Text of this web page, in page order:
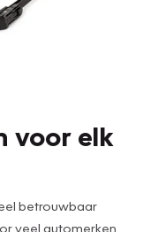
voor elk
betrouwbaar
veel automerken